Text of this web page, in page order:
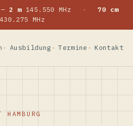
2 m145.550 MHz ·
70 cm
430.275 MHz
Ausbildung Termine Kontakt